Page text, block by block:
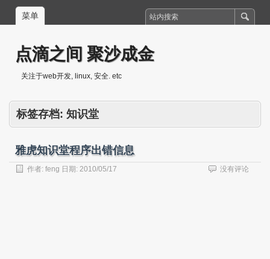
菜单
点滴之间 聚沙成金
关注于web开发, linux, 安全. etc
标签存档: 知识堂
雅虎知识堂程序出错信息
作者: feng 日期: 2010/05/17 没有评论